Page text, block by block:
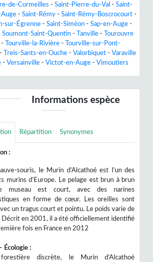
de-Cormeilles - Saint-Pierre-du-Val - Saint-
- Saint-Rémy - Saint-Rémy-Boscrocourt -
sur-Égrenne - Saint-Siméon - Sap-en-Auge -
Soumont-Saint-Quentin - Tanville -
Tourouvre
- Tourville-la-Rivière -
Tourville-sur-Pont-
- Treis-Sants-en-Ouche - Valorbiquet - Varaville
- Versainville - Victot-en-Auge - Vimoutiers
Informations espèce
Répartition Synonymes
:
souris, le Murin d’Alcathoé est l’un des
murins d’Europe. Le pelage est brun à brun
museau est court, avec des narines
en forme de cœur. Les oreilles sont
un tragus court et pointu. Le poids varie de
Décrit en 2001, il a été officiellement identifié
fois en France en 2012
Écologie :
forestière discrète, le Murin d’Alcathoé